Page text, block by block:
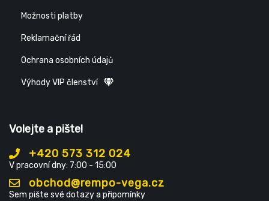
Možnosti platby
Reklamační řád
Ochrana osobních údajů
Výhody VIP členství
Volejte a pište!
+420 573 312 024
V pracovní dny: 7:00 - 15:00
obchod@rempo-vega.cz
Sem pište své dotazy a připomínky